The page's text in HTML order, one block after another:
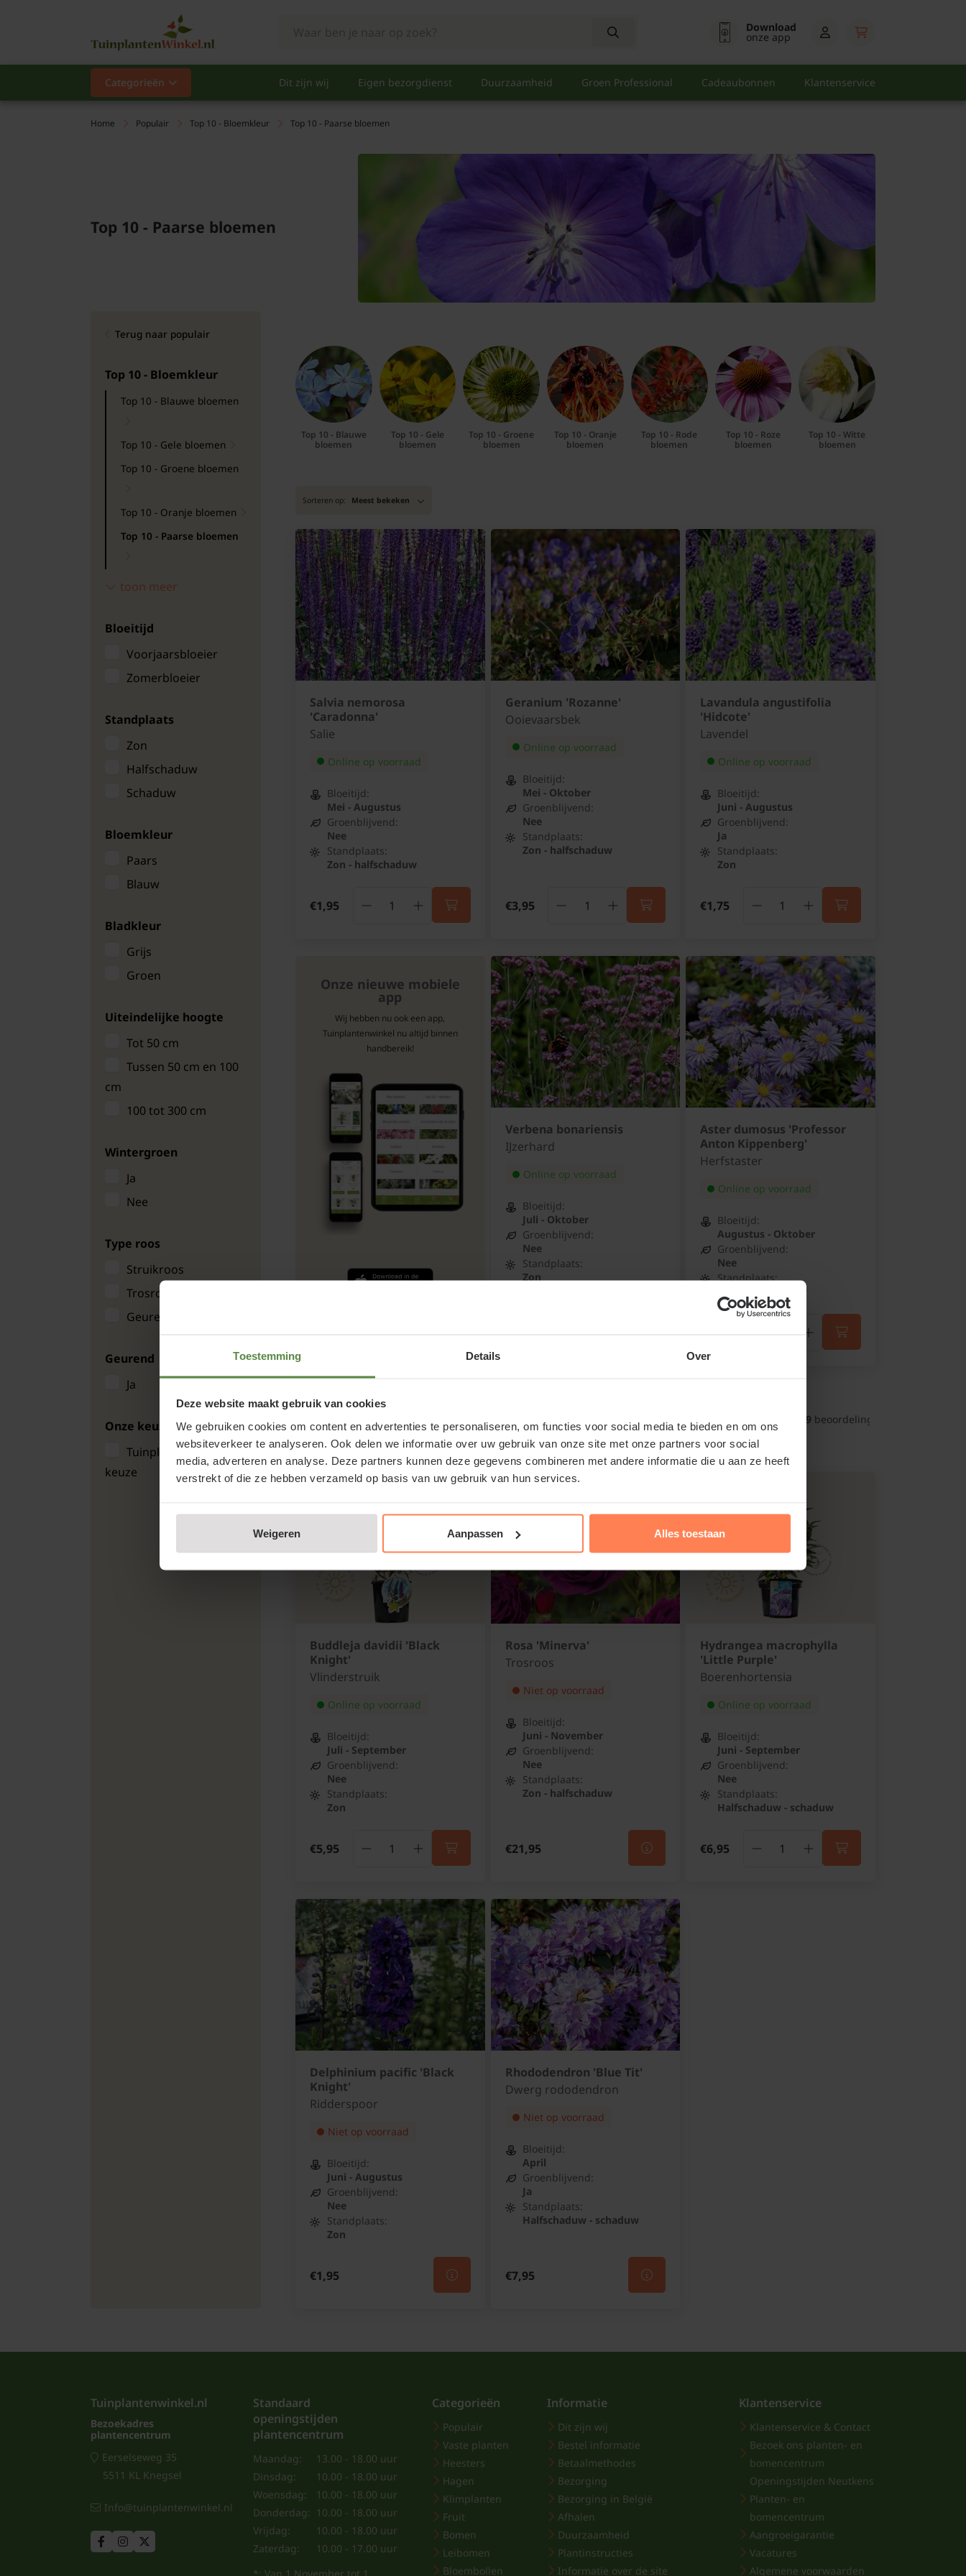
Toestemming Details Over
Deze website maakt gebruik van cookies
We gebruiken cookies om content en advertenties te personaliseren, om functies voor social media te bieden en om ons
websiteverkeer te analyseren. Ook delen we informatie over uw gebruik van onze site met onze partners voor social
media, adverteren en analyse. Deze partners kunnen deze gegevens combineren met andere informatie die u aan ze heeft
verstrekt of die ze hebben verzameld op basis van uw gebruik van hun services.
Weigeren Aanpassen Alles toestaan
Download
onze app
Categorieën Dit zijn wij Eigen bezorgdienst Duurzaamheid Groen Professional Cadeaubonnen Klantenservice
Categorieën
Populair
Hagen
Bomen
Leibomen
Bloembollen
Tuinbenodigdheden
Bloempotten
Home Populair Top 10 - Bloemkleur Top 10 - Paarse bloemen
Top 10 - Paarse bloemen
Terug naar populair
Top 10 - Bloemkleur
Top 10 - Blauwe bloemen
Top 10 - Gele bloemen
Top 10 - Groene bloemen
Top 10 - Oranje bloemen
Top 10 - Paarse bloemen
Top 10 - Witte bloemen
toon meer
Bloeitijd
Voorjaarsbloeier
Zomerbloeier
Standplaats
Zon
Halfschaduw
Schaduw
Bloemkleur
Paars
Blauw
Bladkleur
Grijs
Groen
Uiteindelijke hoogte
Tot 50 cm
Tussen 50 cm en 100
cm
100 tot 300 cm
Wintergroen
Ja
Nee
Type roos
Struikroos
Trosrozen
Geurende roos
Geurend
Ja
Onze keuze
Tuinplantenwinkel's
keuze
Top 10 - Blauwe
bloemen
Top 10 - Gele
bloemen
Top 10 - Groene
bloemen
Top 10 - Oranje
bloemen
Top 10 - Rode
bloemen
Top 10 - Roze
bloemen
Top 10 - Witte
bloemen
Sorteren op: Meest bekeken
Salvia nemorosa
'Caradonna'
Salie
Online op voorraad
Bloeitijd:
Mei - Augustus
Groenblijvend:
Nee
Standplaats:
Zon - halfschaduw
€1,95
Geranium 'Rozanne'
Ooievaarsbek
Online op voorraad
Bloeitijd:
Mei - Oktober
Groenblijvend:
Nee
Standplaats:
Zon - halfschaduw
€3,95
Lavandula angustifolia
'Hidcote'
Lavendel
Online op voorraad
Bloeitijd:
Juni - Augustus
Groenblijvend:
Ja
Standplaats:
Zon
€1,75
Onze nieuwe mobiele
app
Wij hebben nu ook een app,
Tuinplantenwinkel nu altijd binnen
handbereik!
Verbena bonariensis
IJzerhard
Online op voorraad
Bloeitijd:
Juli - Oktober
Groenblijvend:
Nee
Standplaats:
Zon
Aster dumosus 'Professor
Anton Kippenberg'
Herfstaster
Online op voorraad
Bloeitijd:
Augustus - Oktober
Groenblijvend:
Nee
Standplaats:
Zon - halfschaduw
Eigen bezorgdienst Altijd binnen 2 tot 7 werkdagen bezorgd! 41019 beoordelingen
Buddleja davidii 'Black
Knight'
Vlinderstruik
Online op voorraad
Bloeitijd:
Juli - September
Groenblijvend:
Nee
Standplaats:
Zon
€5,95
Rosa 'Minerva'
Trosroos
Niet op voorraad
Bloeitijd:
Juni - November
Groenblijvend:
Nee
Standplaats:
Zon - halfschaduw
€21,95
Hydrangea macrophylla
'Little Purple'
Boerenhortensia
Online op voorraad
Bloeitijd:
Juni - September
Groenblijvend:
Nee
Standplaats:
Halfschaduw - schaduw
€6,95
Delphinium pacific 'Black
Knight'
Ridderspoor
Niet op voorraad
Bloeitijd:
Juni - Augustus
Groenblijvend:
Nee
Standplaats:
Zon
€1,95
Rhododendron 'Blue Tit'
Dwerg rododendron
Niet op voorraad
Bloeitijd:
April
Groenblijvend:
Ja
Standplaats:
Halfschaduw - schaduw
€7,95
Tuinplantenwinkel.nl
Bezoekadres
plantencentrum
Eerselseweg 35
5511 KL Knegsel
Info@tuinplantenwinkel.nl
Standaard
openingstijden
plantencentrum
Maandag:
13.00 - 18.00 uur
Dinsdag:
10.00 - 18.00 uur
Woensdag:
10.00 - 18.00 uur
Donderdag: 10.00 - 18.00 uur
Vrijdag:
10.00 - 18.00 uur
Zaterdag:
10.00 - 17.00 uur
Categorieën
Populair
Vaste planten
Heesters
Hagen
Klimplanten
Fruit
Bomen
Leibomen
Bloembollen
Informatie
Dit zijn wij
Bestel informatie
Betaalmethodes
Bezorging
Bezorging in België
Afhalen
Duurzaamheid
Plantinstructies
Informatie over de site
Klantenservice
Klantenservice & Contact
Bezoek ons planten- en
bomencentrum
Openingstijden Neutkens
Planten- en
bomencentrum
Aangroeigarantie
Vacatures
Algemene voorwaarden